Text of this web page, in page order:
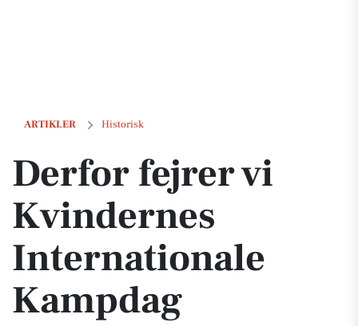
ARTIKLER Historisk
Derfor fejrer vi Kvindernes Internationale Kampdag
Derfor fejrer vi
Kvindernes
Internationale
Kampdag